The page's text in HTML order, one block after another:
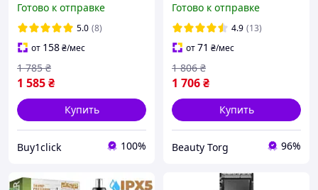
профессиональные
лезвия из керамики,
Черный
Готово к отправке
5.0 (8)
от 158₴/мес
1 585₴
1 785 ₴
Купить
Buy1click 100%
Черный с зеленым
Готово к отправке
4.9 (13)
от71 ₴/мес
1 706₴
1 806 ₴
Купить
Beauty Torg 96%